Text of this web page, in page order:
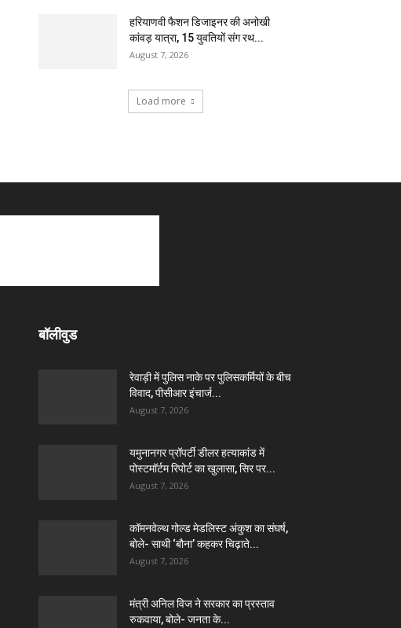
हरियाणवी फैशन डिजाइनर की अनोखी
कांवड़ यात्रा, 15 युवतियों संग रथ...
August 7, 2026
Load more
बॉलीवुड
रेवाड़ी में पुलिस नाके पर पुलिसकर्मियों के बीच
विवाद, पीसीआर इंचार्ज...
August 7, 2026
यमुनानगर प्रॉपर्टी डीलर हत्याकांड में
पोस्टमॉर्टम रिपोर्ट का खुलासा, सिर पर...
August 7, 2026
कॉमनवेल्थ गोल्ड मेडलिस्ट अंकुश का संघर्ष,
बोले- साथी ‘बौना’ कहकर चिढ़ाते...
August 7, 2026
मंत्री अनिल विज ने सरकार का प्रस्ताव
रुकवाया, बोले- जनता के...